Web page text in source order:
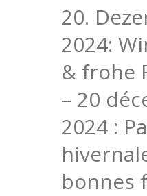
20.
2024:
& frohe
– 20
2024 :
bonnes